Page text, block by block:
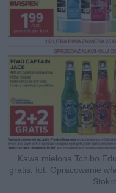
Kawa mielona Tchibo
gratis, fot. Opracowanie